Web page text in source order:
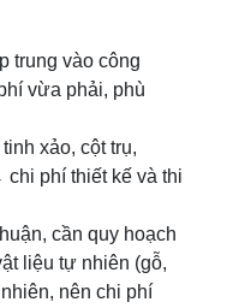
trung vào công
vừa phải, phù
xảo, cột trụ,
phí thiết kế và thi
cần quy hoạch
liệu tự nhiên (gỗ,
nên chi phí